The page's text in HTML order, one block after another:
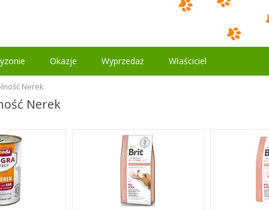
Okazje Wyprzedaż Właściciel
Nerek
Nerek